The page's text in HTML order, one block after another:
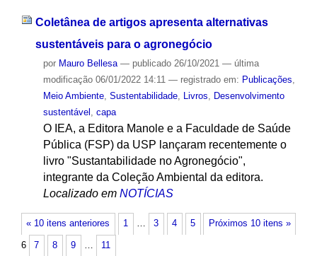
Coletânea de artigos apresenta alternativas
sustentáveis para o agronegócio
por Mauro Bellesa — publicado26/10/2021 — última
modificação06/01/2022 14:11 — registrado em: Publicações,
Meio Ambiente, Sustentabilidade, Livros, Desenvolvimento
sustentável , capa
O IEA, a Editora Manole e a Faculdade de Saúde
Pública (FSP) da USP lançaram recentemente o
livro "Sustantabilidade no Agronegócio",
integrante da Coleção Ambiental da editora.
Localizado em NOTÍCIAS
« 10 itens anteriores Próximos 10 itens »
1 … 3 4 5
6 7 8 9 … 11